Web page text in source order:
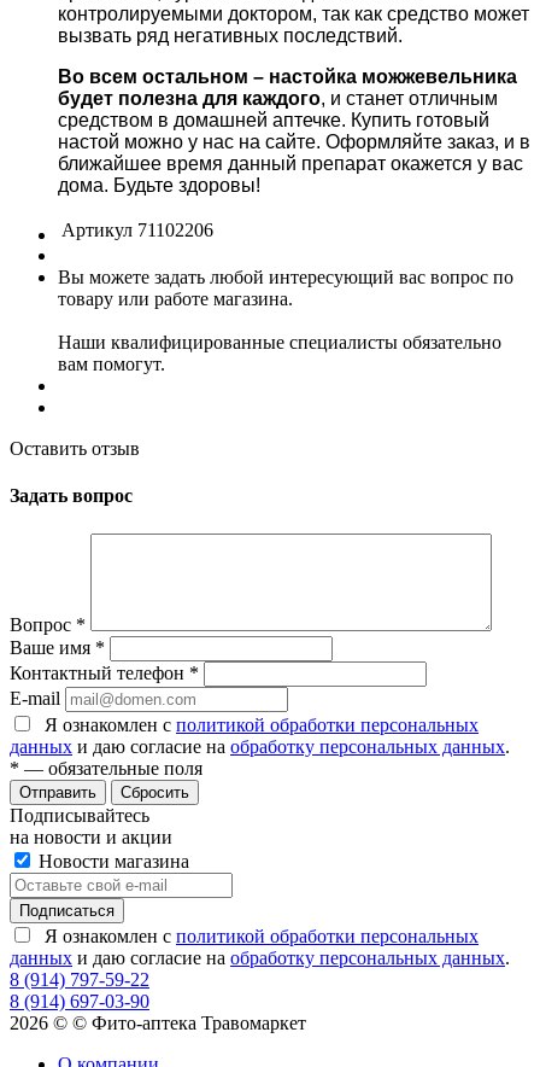
контролируемыми доктором, так как средство может
вызвать ряд негативных последствий.
Во всем остальном – настойка можжевельника
будет полезна для каждого, и станет отличным
средством в домашней аптечке. Купить готовый
настой можно у нас на сайте. Оформляйте заказ, и в
ближайшее время данный препарат окажется у вас
дома. Будьте здоровы!
Артикул 71102206
Вы можете задать любой интересующий вас вопрос по
товару или работе магазина.
Наши квалифицированные специалисты обязательно
вам помогут.
Оставить отзыв
Задать вопрос
Вопрос *
Ваше имя *
Контактный телефон *
E-mail
Я ознакомлен с политикой обработки персональных
данных и даю согласие на обработку персональных данных.
* — обязательные поля
Сбросить
Подписывайтесь
на новости и акции
Новости магазина
Я ознакомлен с политикой обработки персональных
данных и даю согласие на обработку персональных данных.
8 (914) 797-59-22
8 (914) 697-03-90
2026 © © Фито-аптека Травомаркет